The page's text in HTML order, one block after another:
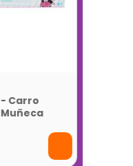
- Carro